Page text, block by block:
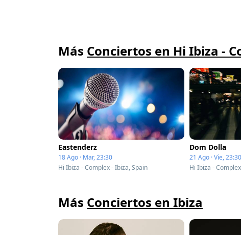
Más Conciertos en Hi Ibiza -
Eastenderz
18 Ago · Mar, 23:30
Hi Ibiza - Complex - Ibiza, Spain
Dom Dolla
21 Ago · Vie, 23:30
Hi Ibiza -
Más Conciertos en Ibiza